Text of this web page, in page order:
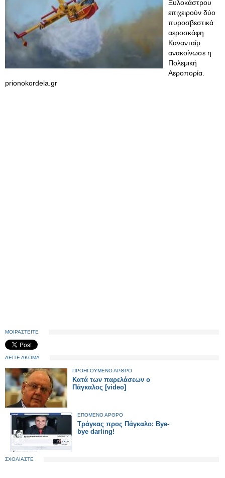
Ξυλοκάστρου
επιχειρούν δύο
πυροσβεστικά
αεροσκάφη
Κανανταίρ
ανακοίνωσε η
Πολεμική
Αεροπορία.
prionokordela.gr
ΜΟΙΡΑΣΤΕΙΤΕ
ΔΕΙΤΕ ΑΚΟΜΑ
ΠΡΟΗΓΟΥΜΕΝΟ ΑΡΘΡΟ
Κατά των παρελάσεων ο
Πάγκαλος [video]
ΕΠΟΜΕΝΟ ΑΡΘΡΟ
Τράγκας προς Πάγκαλο: Bye-
bye darling!
ΣΧΟΛΙΑΣΤΕ